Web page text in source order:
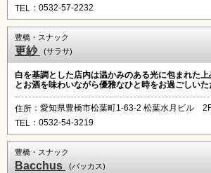
TEL ：0532-57-2232
豊橋・スナック
更紗 (サラサ)
白を基調とした店内は温かみのある光に包まれた
とお酒を味わいながら優雅なひと時をお過ごしいた
住所 ：愛知県豊橋市松葉町1-63-2 松葉水月ビル
TEL
：0532-54-3219
豊橋・スナック
Bacchus (バッカス)